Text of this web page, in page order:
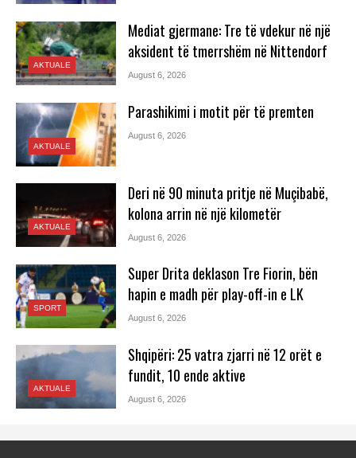
AKTUALE
Mediat gjermane: Tre të vdekur në një
aksident të tmerrshëm në Nittendorf
August 6, 2026
AKTUALE
Parashikimi i motit për të premten
August 6, 2026
AKTUALE
Deri në 90 minuta pritje në Muçibabë,
kolona arrin në një kilometër
August 6, 2026
SPORT
Super Drita deklason Tre Fiorin, bën
hapin e madh për play-off-in e LK
August 6, 2026
AKTUALE
Shqipëri: 25 vatra zjarri në 12 orët e
fundit, 10 ende aktive
August 6, 2026